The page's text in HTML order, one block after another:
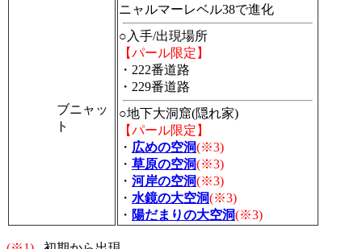
ブニャッ
ト
ニャルマーレベル38で進化
○入手/出現場所
【パール限定】
・222番道路
・229番道路
○地下大洞窟(隠れ家)
【パール限定】
・ 広めの空洞(※3)
・ 草原の空洞(※3)
・ 河岸の空洞(※3)
・ 水鏡の大空洞(※3)
・ 陽だまりの大空洞(※3)